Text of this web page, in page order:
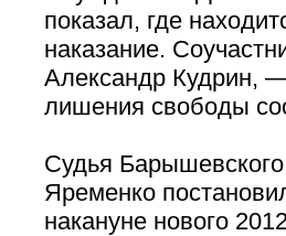
показал, где
наказание.
Александр Кудрин,
лишения свободы
Судья
Яременко
накануне нового